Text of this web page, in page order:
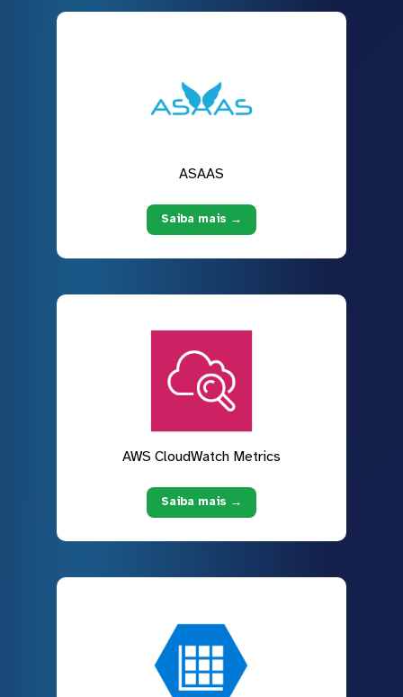
ASAAS
Saiba mais →
AWS CloudWatch Metrics
Saiba mais →